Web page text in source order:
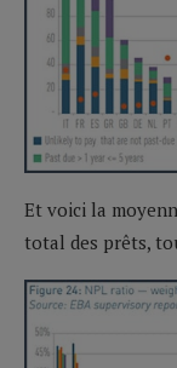
Et voici la
total des prêts,